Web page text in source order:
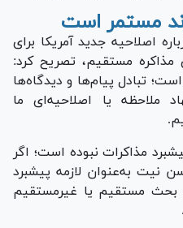
مستمر است
اصلاحیه جدید آمریکا برای
مذاکره مستقیم، تصریح کرد:
تبادل پیام‌ها و دیدگاه‌ها
ملاحظه یا اصلاحیه‌ای ما
مذاکرات نبوده است؛ اگر
به‌عنوان لازمه پیشبرد
بحث مستقیم یا غیرمستقیم